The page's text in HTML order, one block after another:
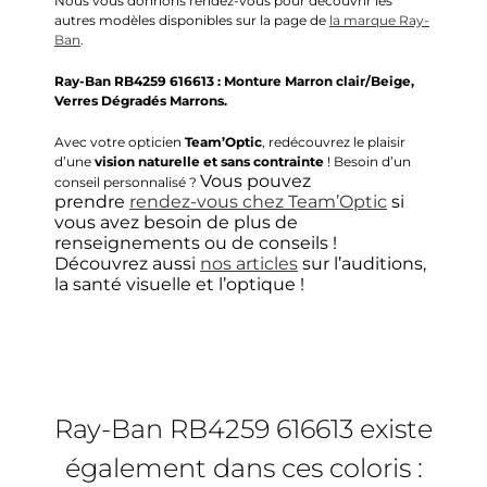
autres modèles disponibles sur la page de la marque Ray-
Ban.
Ray-Ban RB4259 616613 : Monture Marron clair/Beige,
Verres Dégradés Marrons.
Avec votre opticien Team’Optic, redécouvrez le plaisir
d’une vision naturelle et sans contrainte ! Besoin d’un
conseil personnalisé ? Vous pouvez
prendre rendez-vous chez Team’Optic si
vous avez besoin de plus de
renseignements ou de conseils !
Découvrez aussi nos articles sur l’auditions,
la santé visuelle et l’optique !
1 Type de verres
Ray-Ban RB4259 616613 existe
également dans ces coloris :